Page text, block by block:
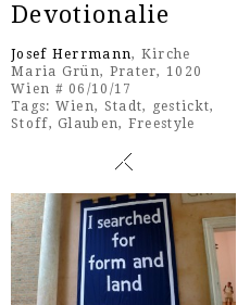
Devotionalie
Josef Herrmann, Kirche
Maria Grün, Prater, 1020
Wien # 06/10/17
Tags: Wien, Stadt, gestickt,
Stoff,Glauben, Freestyle